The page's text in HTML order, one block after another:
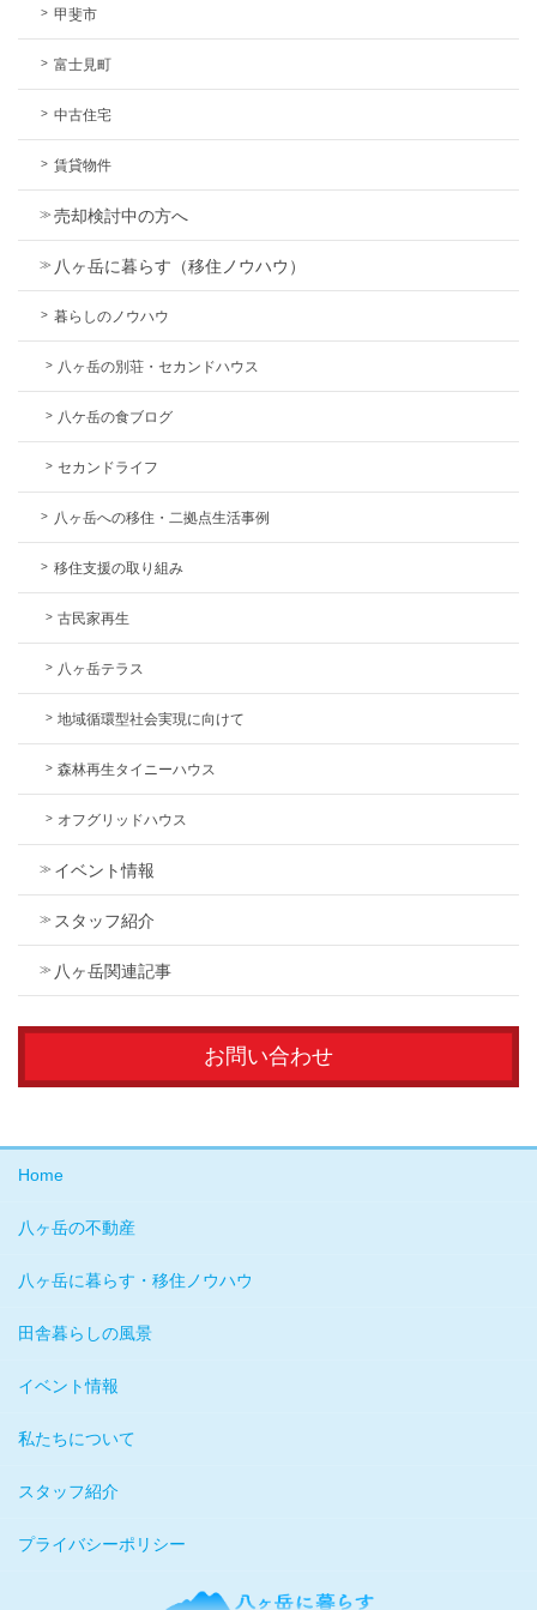
甲斐市
富士見町
中古住宅
賃貸物件
売却検討中の方へ
八ヶ岳に暮らす（移住ノウハウ）
暮らしのノウハウ
八ヶ岳の別荘・セカンドハウス
八ケ岳の食ブログ
セカンドライフ
八ヶ岳への移住・二拠点生活事例
移住支援の取り組み
古民家再生
八ヶ岳テラス
地域循環型社会実現に向けて
森林再生タイニーハウス
オフグリッドハウス
イベント情報
スタッフ紹介
八ヶ岳関連記事
お問い合わせ
Home
八ヶ岳の不動産
八ヶ岳に暮らす・移住ノウハウ
田舎暮らしの風景
イベント情報
私たちについて
スタッフ紹介
プライバシーポリシー